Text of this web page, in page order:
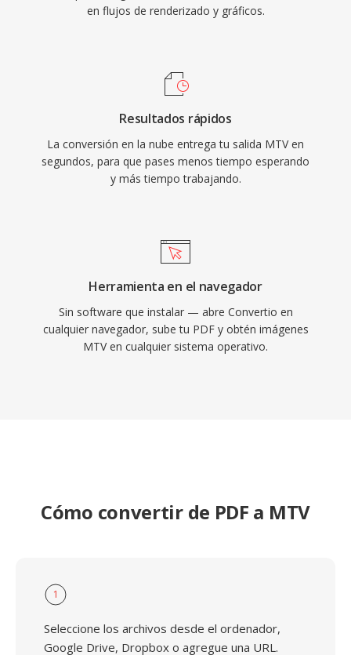
en flujos de renderizado y gráficos.
Resultados rápidos
La conversión en la nube entrega tu salida MTV en
segundos, para que pases menos tiempo esperando
y más tiempo trabajando.
Herramienta en el navegador
Sin software que instalar — abre Convertio en
cualquier navegador, sube tu PDF y obtén imágenes
MTV en cualquier sistema operativo.
Cómo convertir de PDF a MTV
1
Seleccione los archivos desde el ordenador,
Google Drive, Dropbox o agregue una URL.